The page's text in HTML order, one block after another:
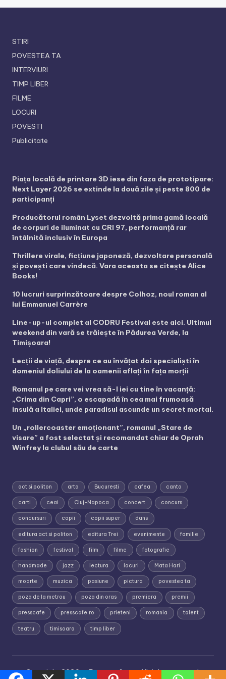
STIRI
POVESTEA TA
INTERVIURI
TIMP LIBER
FILME
LOCURI
POVESTI
Publicitate
Piața locală de printare 3D iese din faza de prototipare:
Next Layer 2026 se extinde la două zile și peste 800 de
participanți
Producătorul român Lyset dezvoltă prima gamă locală
de corpuri de iluminat cu CRI 97, performanță rar
întâlnită inclusiv în Europa
Thrillere virale, ficțiune japoneză, dezvoltare personală
și povești care vindecă. Vara aceasta se citește Alice
Books!
10 lucruri surprinzătoare despre Colhoz, noul roman al
lui Emmanuel Carrère
Line-up-ul complet al CODRU Festival este aici. Ultimul
weekend din vară se trăiește în Pădurea Verde, la
Timișoara!
Lecții de viață, despre ce au învățat doi specialiști în
domeniul doliului de la oamenii aflați în fața morții
Romanul pe care vei vrea să-l iei cu tine în vacanță:
„Crima din Capri”, o escapadă în cea mai frumoasă
insulă a Italiei, unde paradisul ascunde un secret mortal.
Un „rollercoaster emoționant”, romanul „Stare de
visare” a fost selectat și recomandat chiar de Oprah
Winfrey la clubul său de carte
act si politon arta Bucuresti cafea canto
carti ceai Cluj-Napoca concert concurs
concursuri copii copii super dans
editura act si politon editura Trei evenimente familie
fashion festival film filme fotografie
handmade jazz lectura locuri Mata Hari
moarte muzica pasiune pictura povestea ta
poza de la metrou poza din oras premiera premii
presscafe presscafe.ro prieteni romania talent
teatru timisoara timp liber
Copyright 2026 —Presscafe.ro. All rights reserved.